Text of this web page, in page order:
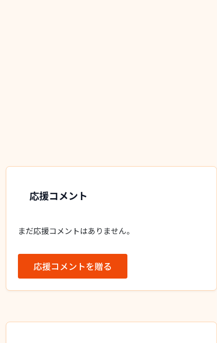
応援コメント
まだ応援コメントはありません。
応援コメントを贈る